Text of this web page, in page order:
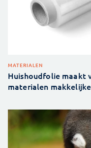
MATERIALEN
Huishoudfolie maakt
materialen